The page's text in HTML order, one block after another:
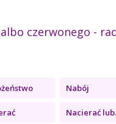
czerwonego -
Nabój
Nacierać